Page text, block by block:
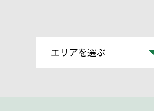
エリアを選ぶ